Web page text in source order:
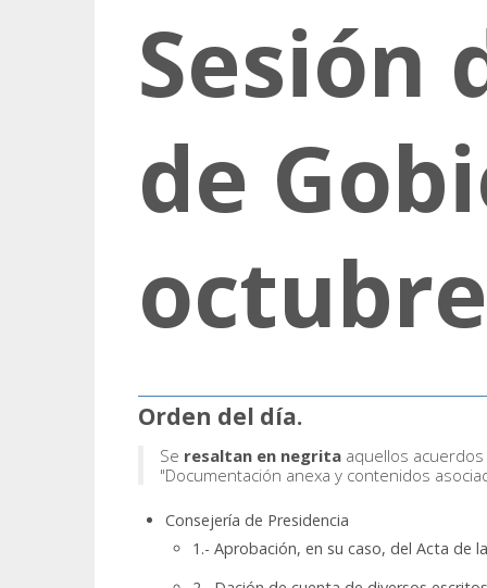
Sesión
de
Orden del día.
Se resaltan en negrita aquellos
"Documentación anexa y contenidos
Consejería de Presidencia
1.- Aprobación, en su caso, del Acta de